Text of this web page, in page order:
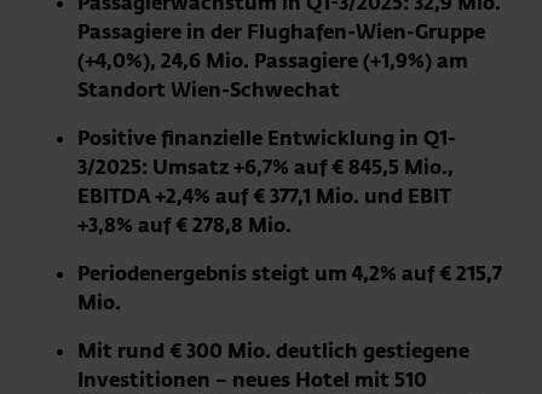
Passagiere in der Flughafen-Wien-Gruppe
(+4,0%), 24,6 Mio. Passagiere (+1,9%) am
Standort Wien-Schwechat
Positive finanzielle Entwicklung in Q1-
3/2025: Umsatz +6,7% auf € 845,5 Mio.,
EBITDA +2,4% auf € 377,1 Mio. und EBIT
+3,8% auf € 278,8 Mio.
Periodenergebnis steigt um 4,2% auf € 215,7
Mio.
Mit rund € 300 Mio. deutlich gestiegene
Investitionen – neues Hotel mit 510